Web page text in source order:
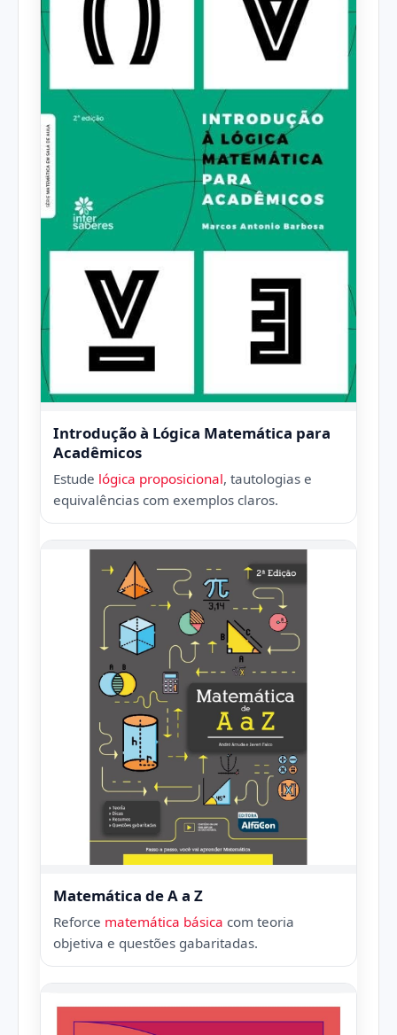
Introdução à Lógica Matemática para
Acadêmicos
Estude lógica proposicional, tautologias e
equivalências com exemplos claros.
Matemática de A a Z
Reforce matemática básica com teoria
objetiva e questões gabaritadas.